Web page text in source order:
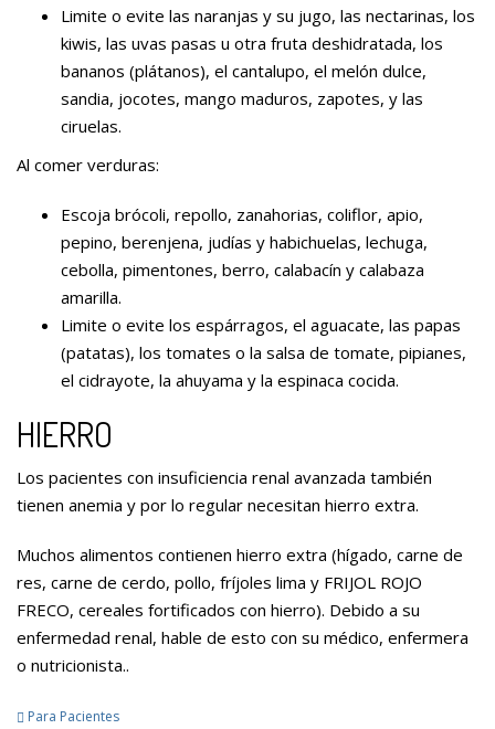
Limite o evite las naranjas y su jugo, las nectarinas, los
kiwis, las uvas pasas u otra fruta deshidratada, los
bananos (plátanos), el cantalupo, el melón dulce,
sandia, jocotes, mango maduros, zapotes, y las
ciruelas.
Al comer verduras:
Escoja brócoli, repollo, zanahorias, coliflor, apio,
pepino, berenjena, judías y habichuelas, lechuga,
cebolla, pimentones, berro, calabacín y calabaza
amarilla.
Limite o evite los espárragos, el aguacate, las papas
(patatas), los tomates o la salsa de tomate, pipianes,
el cidrayote, la ahuyama y la espinaca cocida.
HIERRO
Los pacientes con insuficiencia renal avanzada también
tienen anemia y por lo regular necesitan hierro extra.
Muchos alimentos contienen hierro extra (hígado, carne de
res, carne de cerdo, pollo, fríjoles lima y FRIJOL ROJO
FRECO, cereales fortificados con hierro). Debido a su
enfermedad renal, hable de esto con su médico, enfermera
o nutricionista..
Para Pacientes